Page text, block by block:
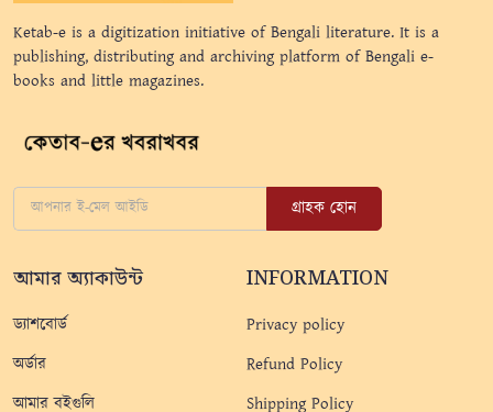
Ketab-e is a digitization initiative of Bengali literature. It is a
publishing, distributing and archiving platform of Bengali e-
books and little magazines.
গ্রাহক হোন
আমার অ্যাকাউন্ট
ড্যাশবোর্ড
অর্ডার
আমার বইগুলি
INFORMATION
Privacy policy
Refund Policy
Shipping Policy